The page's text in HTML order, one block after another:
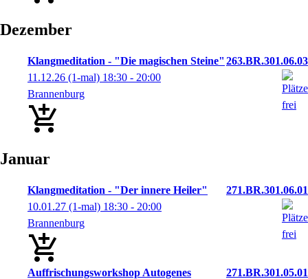
Dezember
Klangmeditation - "Die magischen Steine" 263.BR.301.06.03
11.12.26 (1-mal) 18:30 - 20:00
Brannenburg
Januar
Klangmeditation - "Der innere Heiler"
271.BR.301.06.01
10.01.27 (1-mal) 18:30 - 20:00
Brannenburg
Auffrischungsworkshop Autogenes
271.BR.301.05.01